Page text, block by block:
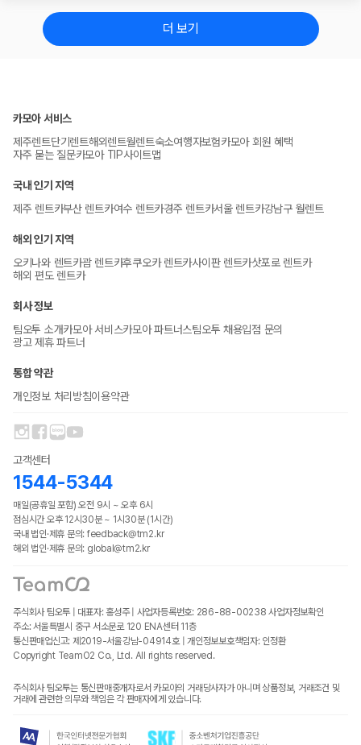
더 보기
카모아 서비스
제주렌트단기렌트해외렌트월렌트숙소여행자보험카모아 회원 혜택
자주 묻는 질문카모아 TIP사이트맵
국내 인기 지역
제주 렌트카부산 렌트카여수 렌트카경주 렌트카서울 렌트카강남구 월렌트
해외 인기 지역
오키나와 렌트카괌 렌트카후쿠오카 렌트카사이판 렌트카삿포로 렌트카
해외 편도 렌트카
회사 정보
팀오투 소개카모아 서비스카모아 파트너스팀오투 채용입점 문의
광고 제휴 파트너
통합 약관
개인정보 처리방침이용약관
고객센터
1544-5344
매일(공휴일 포함) 오전 9시 ~ 오후 6시
점심시간 오후 12시30분 ~ 1시30분 (1시간)
국내 법인·제휴 문의: feedback@tm2.kr
해외 법인·제휴 문의: global@tm2.kr
주식회사 팀오투 | 대표자: 홍성주 | 사업자등록번호: 286-88-00238 사업자정보확인
주소: 서울특별시 중구 서소문로 120 ENA센터 11층
통신판매업신고: 제2019-서울강남-04914호 | 개인정보보호책임자: 인정환
Copyright TeamO2 Co., Ltd. All rights reserved.
주식회사 팀오투는 통신판매중개자로서 카모아의 거래당사자가 아니며 상품정보, 거래조건 및
거래에 관련한 의무와 책임은 각 판매자에게 있습니다.